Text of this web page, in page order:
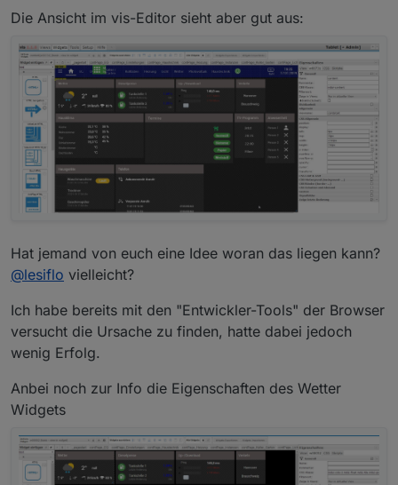
Die Ansicht im vis-Editor sieht aber gut aus:
Hat jemand von euch eine Idee woran das liegen kann?
@lesiflo vielleicht?
Ich habe bereits mit den "Entwickler-Tools" der Browser
versucht die Ursache zu finden, hatte dabei jedoch
wenig Erfolg.
Anbei noch zur Info die Eigenschaften des Wetter
Widgets